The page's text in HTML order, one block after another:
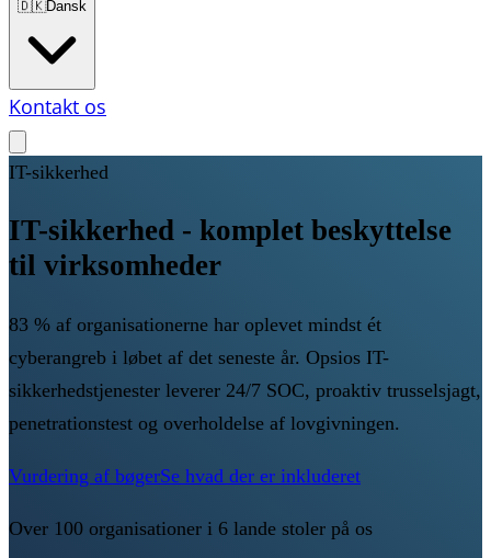
🇩🇰Dansk
Kontakt os
IT-sikkerhed
IT-sikkerhed - komplet beskyttelse
til virksomheder
83 % af organisationerne har oplevet mindst ét
cyberangreb i løbet af det seneste år. Opsios IT-
sikkerhedstjenester leverer 24/7 SOC, proaktiv trusselsjagt,
penetrationstest og overholdelse af lovgivningen.
Vurdering af bøgerSe hvad der er inkluderet
Over 100 organisationer i 6 lande stoler på os